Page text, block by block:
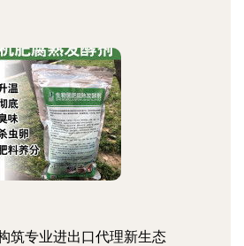
筑专业进出口代理新生态